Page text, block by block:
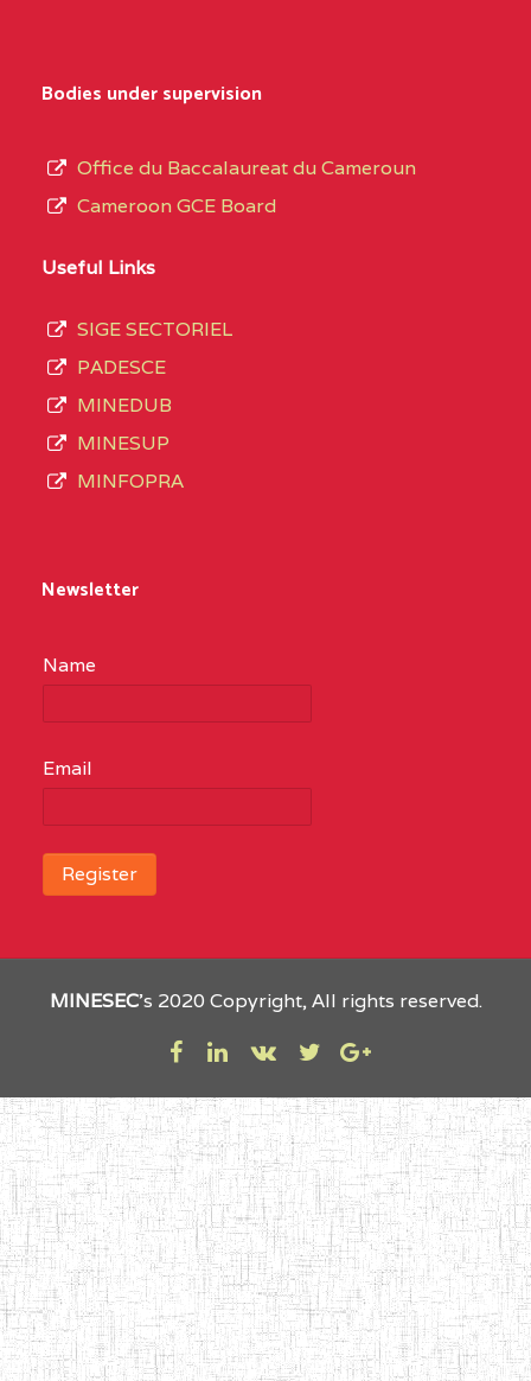
Bodies under supervision
Office du Baccalaureat du Cameroun
Cameroon GCE Board
Useful Links
SIGE SECTORIEL
PADESCE
MINEDUB
MINESUP
MINFOPRA
Newsletter
Name
Email
MINESEC’s 2020 Copyright, All rights reserved.